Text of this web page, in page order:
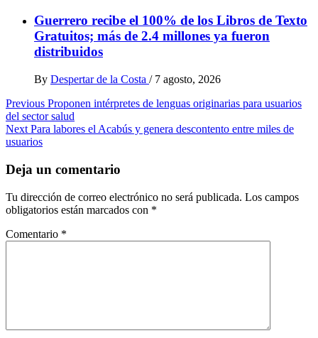
Guerrero recibe el 100% de los Libros de Texto
Gratuitos; más de 2.4 millones ya fueron
distribuidos
By Despertar de la Costa / 7 agosto, 2026
Post
navigation
Previous Proponen intérpretes de lenguas originarias para usuarios
del sector salud
Next Para labores el Acabús y genera descontento entre miles de
usuarios
Deja un comentario
Tu dirección de correo electrónico no será publicada. Los campos
obligatorios están marcados con *
Comentario *